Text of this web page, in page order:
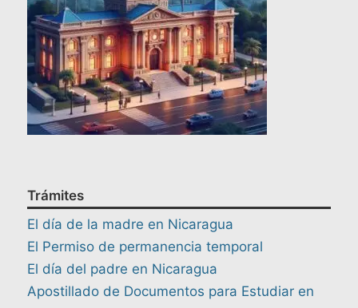
Trámites
El día de la madre en Nicaragua
El Permiso de permanencia temporal
El día del padre en Nicaragua
Apostillado de Documentos para Estudiar en